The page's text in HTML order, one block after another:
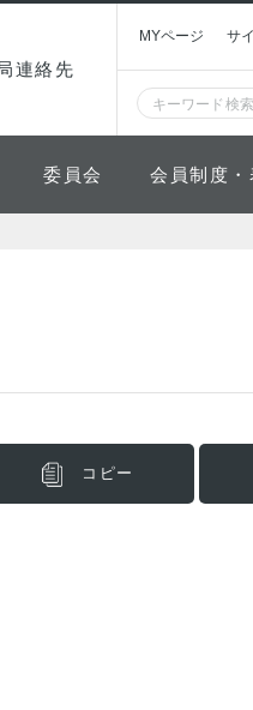
連絡先
MYページ サ
委員会 会員制度・
コピー